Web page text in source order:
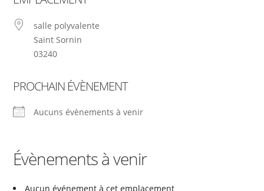
salle polyvalente
Saint Sornin
03240
PROCHAIN ÉVÈNEMENT
Aucuns évènements à venir
Évènements à venir
Aucun événement à cet emplacement